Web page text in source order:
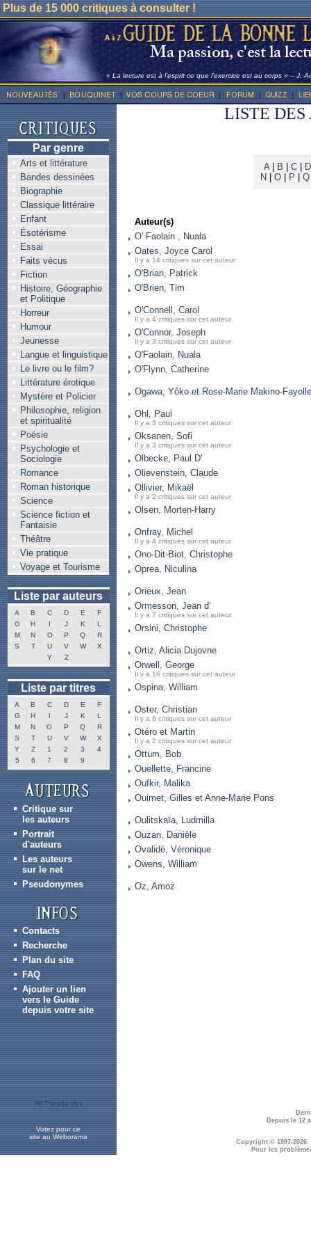
Plus de 15 000 critiques à consulter !
« La lecture est à l’esprit ce que l’exercice est au corps » -- J.
Par genre
Arts et littérature
Bandes dessinées
Biographie
Classique littéraire
Enfant
Ésotérisme
Essai
Faits vécus
Fiction
Histoire, Géographie
et Politique
Horreur
Humour
Jeunesse
Langue et linguistique
Le livre ou le film?
Littérature érotique
Mystère et Policier
Philosophie, religion
et spiritualité
Poésie
Psychologie et
Sociologie
Romance
Roman historique
Science
Science fiction et
Fantaisie
Théâtre
Vie pratique
Voyage et Tourisme
Liste par auteurs
A B C D E
F
G
H I J K
L
M
N O P Q
R
S
T U V W
X
Y
Z
Liste par titres
A B C D E
F
G
H I J K
L
M
N O P Q
R
S
T U V W
X
Y
Z 1 2 3
4
5
6 7 8 9
Critique sur
les auteurs
Portrait
d'auteurs
Les auteurs
sur le net
Pseudonymes
Contacts
Recherche
Plan du site
FAQ
Ajouter un lien
vers le Guide
depuis votre site
LISTE DES
A| B C
D
N
O| P Q
Auteur(s)
O' Faolain , Nuala
Oates, Joyce Carol
Il y a 14 critiques sur cet auteur
O'Brian, Patrick
O'Brien, Tim
O'Connell, Carol
Il y a 4 critiques sur cet auteur
O'Connor, Joseph
Il y a 3 critiques sur cet auteur
O'Faolain, Nuala
O'Flynn, Catherine
Ogawa, Yôko et Rose-Marie Makino-Fayolle
Ohl, Paul
Il y a 3 critiques sur cet auteur
Oksanen, Sofi
Il y a 3 critiques sur cet auteur
Olbecke, Paul D'
Olievenstein, Claude
Ollivier, Mikaël
Il y a 2 critiques sur cet auteur
Olsen, Morten-Harry
Onfray, Michel
Il y a 4 critiques sur cet auteur
Ono-Dit-Biot, Christophe
Oprea, Niculina
Orieux, Jean
Ormesson, Jean d'
Il y a 7 critiques sur cet auteur
Orsini, Christophe
Ortiz, Alicia Dujovne
Orwell, George
Il y a 16 critiques sur cet auteur
Ospina, William
Oster, Christian
Il y a 6 critiques sur cet auteur
Otéro et Martin
Il y a 2 critiques sur cet auteur
Ottum, Bob
Ouellette, Francine
Oufkir, Malika
Ouimet, Gilles et Anne-Marie Pons
Oulitskaïa, Ludmilla
Ouzan, Danièle
Ovalidé, Véronique
Owens, William
Oz, Amoz
Votez pour ce
site au Weborama
Depuis le 12
Copyright © 1997-2026.
Pour les